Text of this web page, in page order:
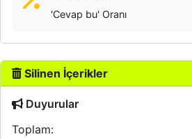
'Cevap bu' Oranı
Silinen İçerikler
Duyurular
Toplam: